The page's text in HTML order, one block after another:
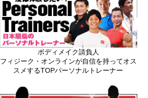
ボディメイク請負人
フィジーク・オンラインが自信を持ってオス
スメするTOPパーソナルトレーナー